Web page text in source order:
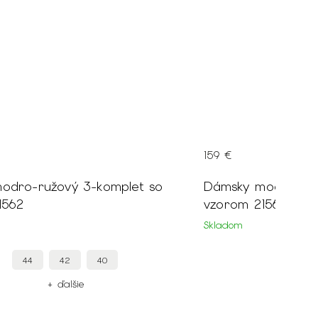
ružový 3-komplet so
44 42 40
+ ďalšie
Dámsky modro-
vzorom 21564
Skladom
159 €